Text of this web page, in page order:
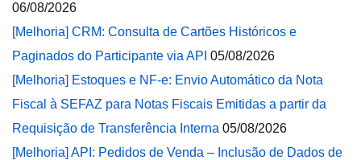
06/08/2026
[Melhoria] CRM: Consulta de Cartões Históricos e
Paginados do Participante via API 05/08/2026
[Melhoria] Estoques e NF-e: Envio Automático da Nota
Fiscal à SEFAZ para Notas Fiscais Emitidas a partir da
Requisição de Transferência Interna 05/08/2026
[Melhoria] API: Pedidos de Venda – Inclusão de Dados de